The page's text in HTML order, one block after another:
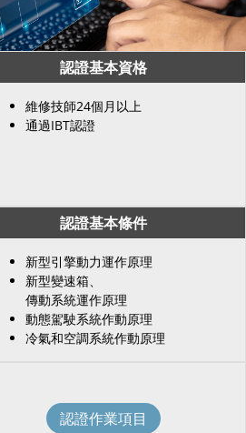
認證基本資格
維修技師24個月以上
通過IBT認證
認證基本條件
新型引擎動力運作原理
新型變速箱、
傳動系統運作原理
動態駕駛系統作動原理
冷氣和空調系統作動原理
認證作業項目